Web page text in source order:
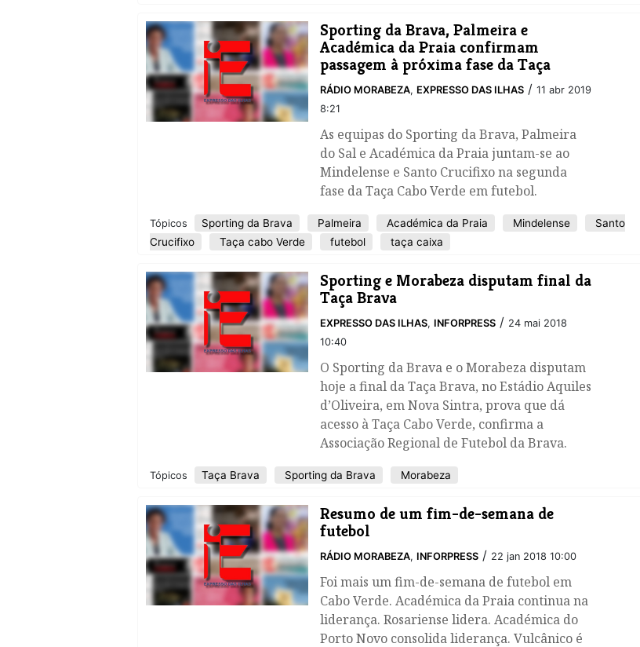
​Sporting da Brava, Palmeira e
Académica da Praia confirmam
passagem à próxima fase da Taça
RÁDIO MORABEZA, EXPRESSO DAS ILHAS / 11 abr 2019
8:21
As equipas do Sporting da Brava, Palmeira
do Sal e Académica da Praia juntam-se ao
Mindelense e Santo Crucifixo na segunda
fase da Taça Cabo Verde em futebol.
Tópicos Sporting da Brava Palmeira Académica da Praia Mindelense
Santo
Crucifixo
Taça cabo Verde futebol taça caixa
​Sporting e Morabeza disputam final da
Taça Brava
EXPRESSO DAS ILHAS, INFORPRESS / 24 mai 2018
10:40
O Sporting da Brava e o Morabeza disputam
hoje a final da Taça Brava, no Estádio Aquiles
d’Oliveira, em Nova Sintra, prova que dá
acesso à Taça Cabo Verde, confirma a
Associação Regional de Futebol da Brava.
Tópicos Taça Brava Sporting da Brava Morabeza
​Resumo de um fim-de-semana de
futebol
RÁDIO MORABEZA, INFORPRESS / 22 jan 2018 10:00
Foi mais um fim-de-semana de futebol em
Cabo Verde. Académica da Praia continua na
liderança. Rosariense lidera. Académica do
Porto Novo consolida liderança. Vulcânico é